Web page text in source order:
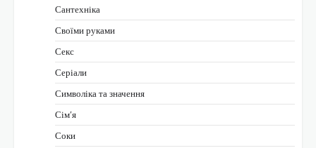
Сантехніка
Своїми руками
Секс
Серіали
Символіка та значення
Сім’я
Соки